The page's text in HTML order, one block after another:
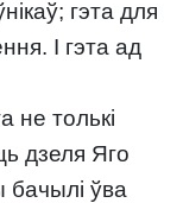
гэта для
І гэта ад
не толькі
дзеля Яго
бачылі ўва